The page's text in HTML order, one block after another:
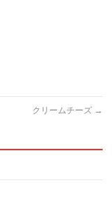
クリームチーズ →